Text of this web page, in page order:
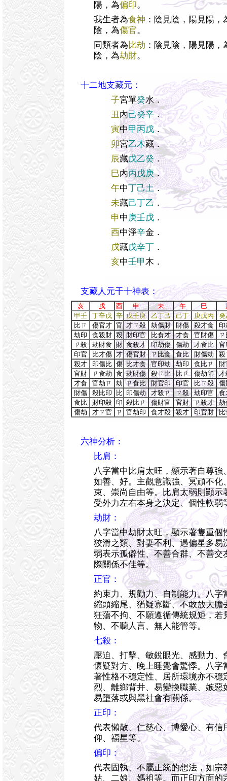
陽，為偏印。
我生者為食神 ：陰見陰，陽見陽，
陰，為傷官。
同類者為比劫 ：陰見陰，陽見陽，
陰，為劫財。
十二地支藏元：
子宮單癸水．
丑內己癸辛．
寅中甲丙戊．
卯宮乙木藏．
辰藏戊乙癸．
巳內丙戊庚．
午中丁己土．
未藏己丁乙．
申 中 庚壬戊 ．
酉中淨辛金．
戌藏戊辛丁 ．
亥中壬甲木．
支藏人元干十神表：
亥 戌 酉 申 未 午 巳
甲壬
丁辛戊 辛 戊壬庚 乙丁己 己丁 庚戊丙
癸
比ㄗ
傷官才 官 才ㄗ殺 劫傷財 財傷 殺才食
印
劫印
食殺財 殺 財印官 比食才 才食 官財傷
ㄗ
ㄗ殺
劫財食 財 食殺才 印劫傷 傷劫 才食比
官
印官
比才傷 才 傷官財 ㄗ比食 食比 財傷劫
殺
殺才
印傷比 傷 比才食 官印劫 劫印 食比ㄗ
財
官財
ㄗ食劫 食 劫財傷 殺ㄗ比 比ㄗ 傷劫印
才
才食
官劫ㄗ 劫 ㄗ食比 財官印 印官 比ㄗ殺
傷
財傷
殺比印 比 印傷劫 才殺ㄗ ㄗ殺 劫印官
食
食比
財印殺 印 殺比ㄗ 傷財官 官財 ㄗ殺才
劫
傷劫
才ㄗ官 ㄗ 官劫印 食才殺 殺才 印官財 比
六神分析：
比肩：
八字當中比肩太旺，顯示著自尊強
如善、好。主觀意識強、冥頑不化
束、崇尚自由等。比肩太弱則顯示
受外力左右本身之決定、個性軟弱
劫財：
八字當中劫財太旺，顯示著隻重個
狡滑之類、對妻不利、遇偏星多易
弱表示孤僻性、不善合群、不善交
際關係不佳等。
正官：
約束力、規勸力、自制能力。八字
縮頭縮尾、猶疑寡斷、不敢放大膽
狂蕩不拘、不願遵循傳統規矩，若
物、不聽人言、無人能管等。
七殺：
壓迫、打擊、敏銳眼光、感動力、
懷疑對方、晚上睡覺會驚悸。八字
著性格不穩定性、居所環境亦不穩
烈、離鄉背井、易變換職業、嫉惡
易墮落或與黑社會有關係。
正印：
代表懶散、仁慈心、博愛心、有信
仰、福星等。
偏印：
代表固執、不屬正統的想法，如宗
姑、二娘、媽祖等。而正印方面的